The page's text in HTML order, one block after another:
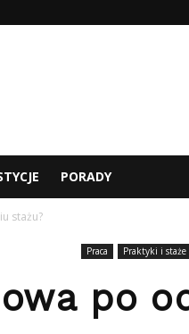
PORADY
stażu?
Praca Praktyki i staże
po